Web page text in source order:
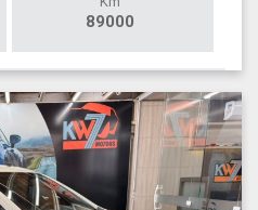
89000